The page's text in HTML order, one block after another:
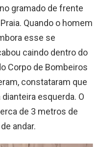
gramado de frente
Quando o homem
esse se
caindo dentro do
Corpo de Bombeiros
constataram que
esquerda. O
de 3 metros de
andar.